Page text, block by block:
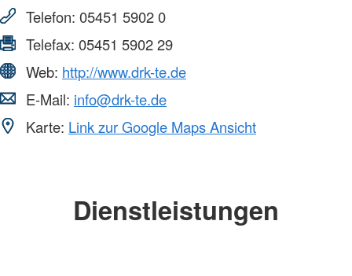
Telefon: 05451 5902 0
Telefax: 05451 5902 29
Web: http://www.drk-te.de
E-Mail: info@drk-te.de
Karte: Link zur Google Maps Ansicht
Dienstleistungen